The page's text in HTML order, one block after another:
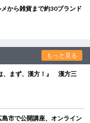
から雑貨まで約30ブランド
もっと見る
、まず、漢方！』 漢方三
市で公開講座、オンライン